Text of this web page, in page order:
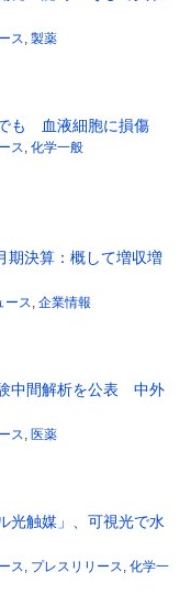
ス, 製薬
も 血液細胞に損傷
ス, 化学一般
期決算：概して増収増
ース, 企業情報
中間解析を公表 中外
ス, 医薬
光触媒」、可視光で水
ス, プレスリリース, 化学一